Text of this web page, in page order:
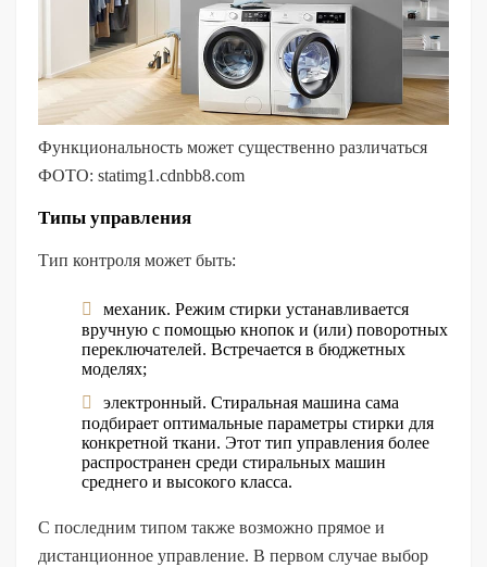
Функциональность может существенно различаться
ФОТО: statimg1.cdnbb8.com
Типы управления
Тип контроля может быть:
механик. Режим стирки устанавливается
вручную с помощью кнопок и (или) поворотных
переключателей. Встречается в бюджетных
моделях;
электронный. Стиральная машина сама
подбирает оптимальные параметры стирки для
конкретной ткани. Этот тип управления более
распространен среди стиральных машин
среднего и высокого класса.
С последним типом также возможно прямое и
дистанционное управление. В первом случае выбор